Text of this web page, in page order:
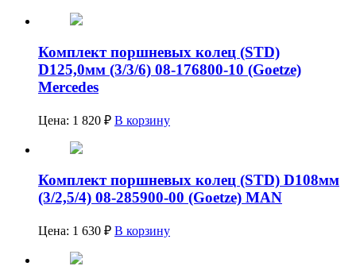
Комплект поршневых колец (STD)
D125,0мм (3/3/6) 08-176800-10 (Goetze)
Mercedes
Цена: 1 820 ₽ В корзину
Комплект поршневых колец (STD) D108мм
(3/2,5/4) 08-285900-00 (Goetze) MAN
Цена: 1 630 ₽ В корзину